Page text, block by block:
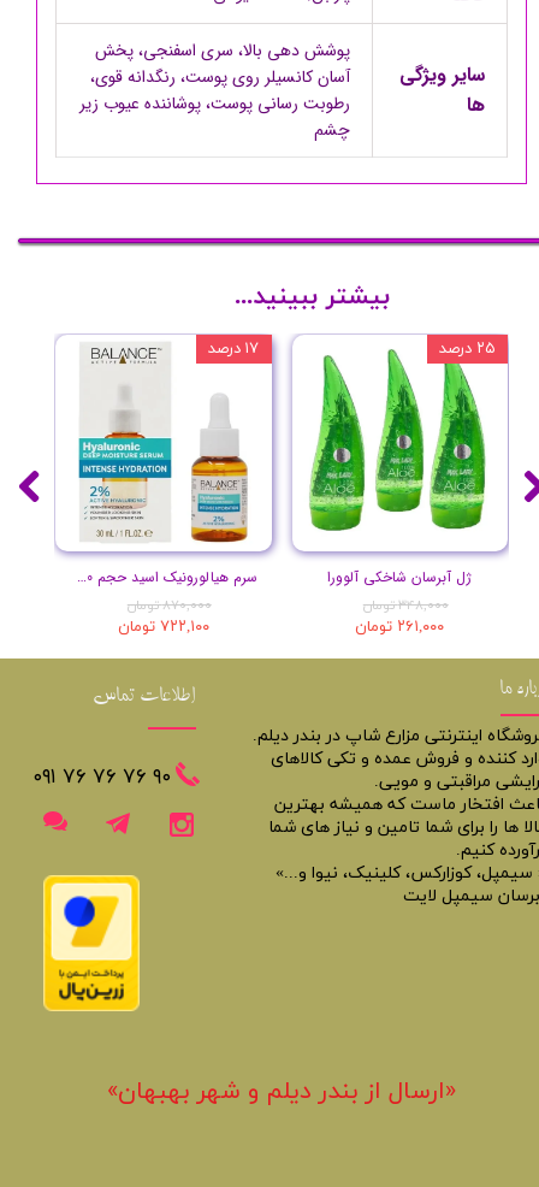
سایر ویژگی
ها
پوشش دهی بالا، سری اسفنجی، پخش
آسان کانسیلر روی پوست، رنگدانه قوی،
رطوبت رسانی پوست، پوشاننده عیوب زیر
چشم
سرم هیالورونیک اسید حجم 30 میلی لیتر
۸۷۰,۰۰۰ تومان
۷۲۲,۱۰۰ تومان
۱۷ درصد
ژل آبرسان شاخکی آلوورا
۳۴۸,۰۰۰ تومان
۲۶۱,۰۰۰ تومان
۲۵ درصد
بیشتر ببینید...
ما
اینترنتی مزارع شاپ در بندر دیلم.
کننده و فروش عمده و تکی کالاهای
مراقبتی و مویی.
افتخار ماست که همیشه بهترین
ها را برای شما تامین و نیاز های شما
کنیم.
سیمپل، کوزارکس، کلینیک، نیوا و...»
سیمپل لایت
اطلاعات تماس
​​٩٠ ٧۶ ٧۶ ٧۶ ٠٩١
«​ارسال از بندر دیلم و شهر بهبهان»